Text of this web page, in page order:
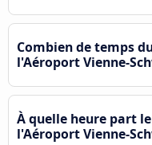
Combien de temps
l'Aéroport Vienne-
À quelle heure part
l'Aéroport Vienne-